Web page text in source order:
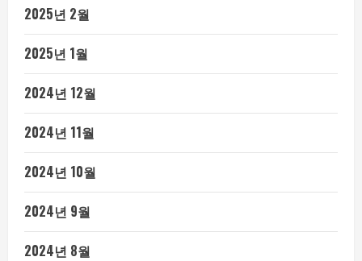
2025년 2월
2025년 1월
2024년 12월
2024년 11월
2024년 10월
2024년 9월
2024년 8월